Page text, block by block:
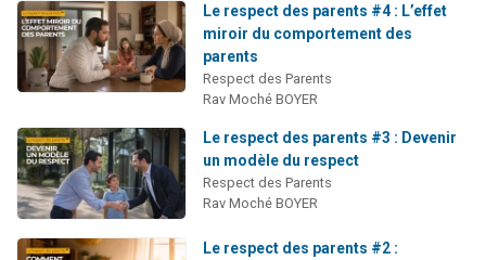
Le respect des parents #4 : L’effet
miroir du comportement des
parents
Respect des Parents
Rav Moché BOYER
Le respect des parents #3 : Devenir
un modèle du respect
Respect des Parents
Rav Moché BOYER
Le respect des parents #2 :